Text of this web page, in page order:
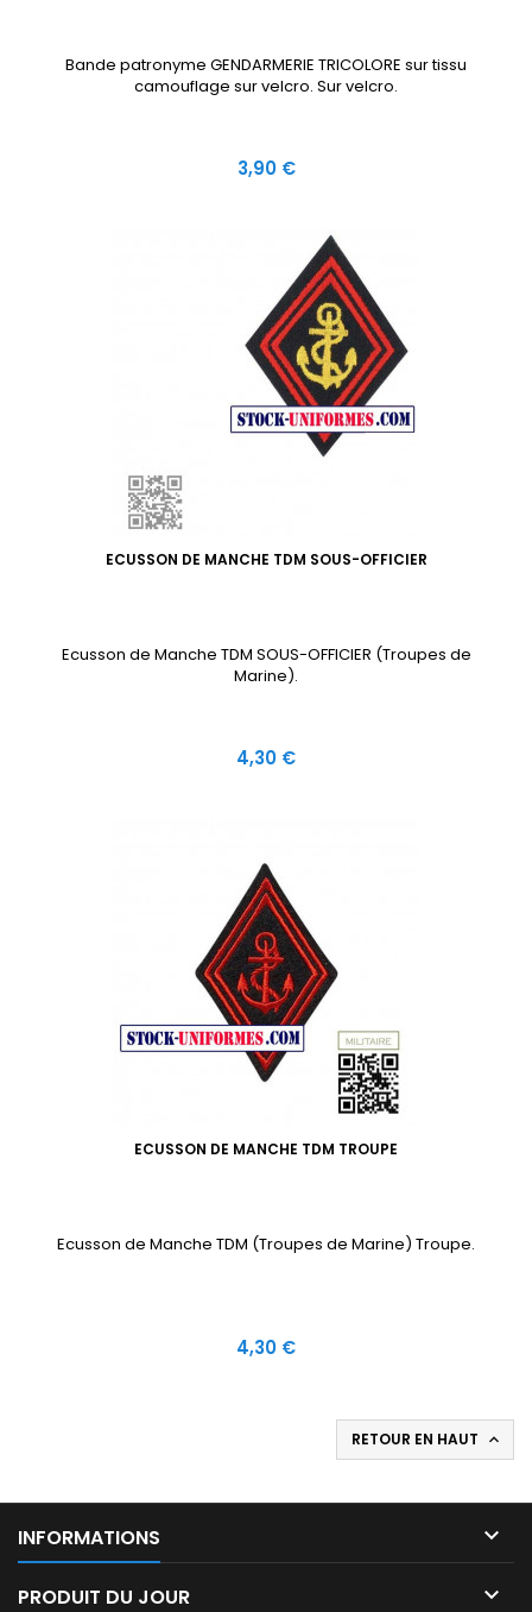
Bande patronyme GENDARMERIE TRICOLORE sur tissu
camouflage sur velcro. Sur velcro.
Prix
3,90 €
ECUSSON DE MANCHE TDM SOUS-OFFICIER
Ecusson de Manche TDM SOUS-OFFICIER (Troupes de
Marine).
Prix
4,30 €
ECUSSON DE MANCHE TDM TROUPE
Ecusson de Manche TDM (Troupes de Marine) Troupe.
Prix
4,30 €
RETOUR EN HAUT 
INFORMATIONS 
PRODUIT DU JOUR 